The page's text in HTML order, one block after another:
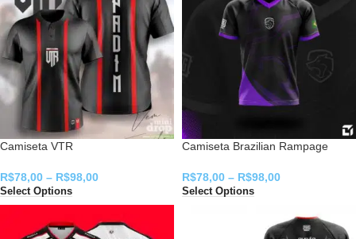
Camiseta VTR
R$78,00 – R$98,00
Select Options
Camiseta Brazilian Rampage
R$78,00 – R$98,00
Select Options